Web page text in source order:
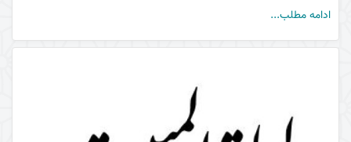
ادامه مطلب...